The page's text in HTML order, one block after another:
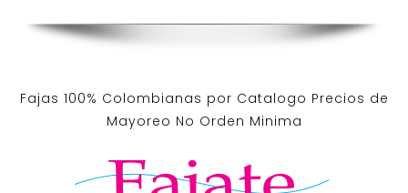
Fajas 100% Colombianas por Catalogo Precios de
Mayoreo No Orden Minima